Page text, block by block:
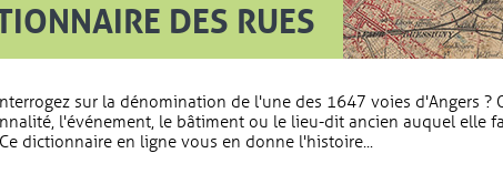
DES RUES
sur la dénomination de l'une des 1647 voies d'Angers ?
l'événement, le bâtiment ou le lieu-dit ancien auquel elle
dictionnaire en ligne vous en donne l'histoire...